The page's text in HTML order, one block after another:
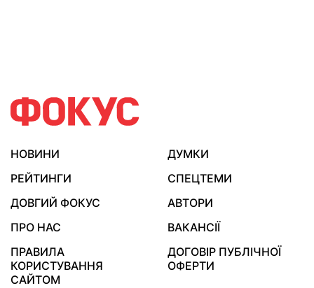
НОВИНИ
ДУМКИ
РЕЙТИНГИ
СПЕЦТЕМИ
ДОВГИЙ ФОКУС
АВТОРИ
ПРО НАС
ВАКАНСІЇ
ПРАВИЛА
КОРИСТУВАННЯ
САЙТОМ
ДОГОВІР ПУБЛІЧНОЇ
ОФЕРТИ